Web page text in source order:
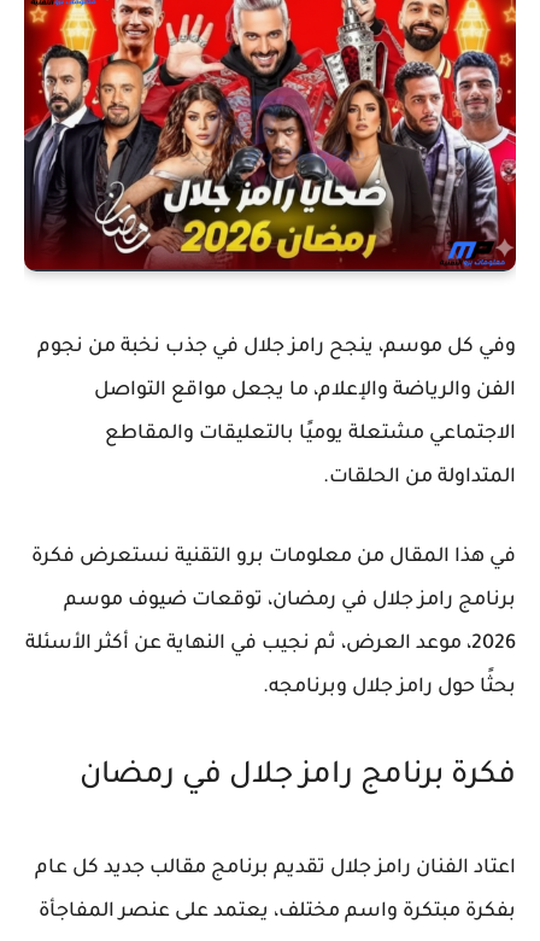
وفي كل موسم، ينجح رامز جلال في جذب نخبة من نجوم
الفن والرياضة والإعلام، ما يجعل مواقع التواصل
الاجتماعي مشتعلة يوميًا بالتعليقات والمقاطع
المتداولة من الحلقات.
في هذا المقال من معلومات برو التقنية نستعرض فكرة
برنامج رامز جلال في رمضان، توقعات ضيوف موسم
2026، موعد العرض، ثم نجيب في النهاية عن
أكثر الأسئلة
بحثًا حول رامز جلال وبرنامجه.
فكرة برنامج رامز جلال في رمضان
اعتاد الفنان رامز جلال تقديم برنامج مقالب جديد كل عام
بفكرة مبتكرة واسم مختلف، يعتمد على عنصر المفاجأة